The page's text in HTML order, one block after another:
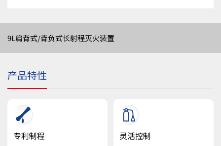
9L肩背式/背负式长射程灭火装置
产品特性
专利制程 灵活控制